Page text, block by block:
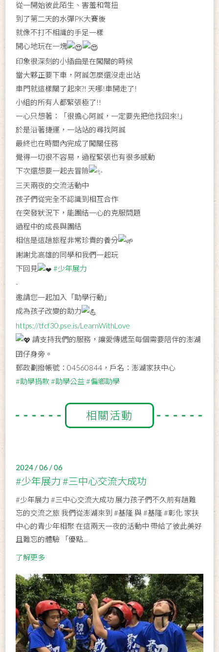
從一開始彼此陌生、害羞和彆扭
到了第二天的水彈PK大賽後
就像不打不相識的手足一樣
開心地玩在一塊
印象很深刻的小插曲是在闖關的時候
當大夥正要下車，阿誠怎麼還沒走出站
車門就這樣關了起來?! 天哪!車開走了!
小組的所有人都緊張極了!!
一心只想著：「很擔心阿誠，一定要先把他找回來!」
於是沿著捷運，一站站的尋找阿誠
最終也在時間內完成了闖關任務
覺得一切很不容易，過程緊張也有很多感動
下次還想要一起去冒險
三天兩夜的交流活動中
孩子們從完全不認識到相互合作
在突發狀況下，能團結一心的克服問題
過程中的成長與團結
相信是這趟旅程非常珍貴的養分
謝謝北高雄的同學和我們一起玩
下回見
#少年展力
-
邀請您一起加入「助學行動」
成為孩子改變的助力
https://tfcf30.pse.is/LearnWithLove
請支持我們的服務，讓愛傳遞至每個需要陪伴的澎湖
囝仔身旁。
郵政劃撥帳號：04560844，戶名：澎湖家扶中心
#助學捐款 #助學公益 #偏鄉助學
相關活動
2024 / 06 / 06
#少年展力 #三中心交流大成功
#少年展力 #三中心交流大成功 展力孩子們不久前有趟難
忘的交流之旅 我們從澎湖來到 #基隆 與 #基隆 #彰化 家扶
中心的青少年相聚 在這兩天一夜的活動中 帶給了彼此美好
且難忘的體驗 「優點...
了解更多